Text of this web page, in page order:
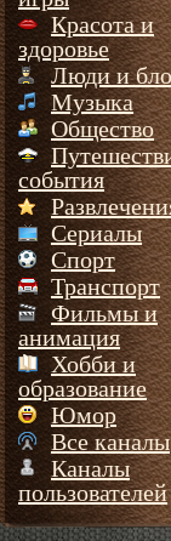
Красота и
здоровье
Люди и
Музыка
Общество
события
Сериалы
Спорт
Транспорт
Фильмы и
анимация
Хобби и
образование
Юмор
Все каналы
Каналы
пользователей